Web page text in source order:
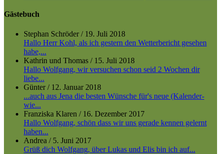
Gästebuch
Stephan Schröder/ 19. Juli 2018
Hallo Herr Kohl, als ich gestern den Wetterbericht gesehen
habe,...
Kathrin und Thomas / 15. Juli 2018
Hallo Wolfgang, wir versuchen schon seid 2 Wochen dir
liebe...
Günter/ 12. Januar 2018
...auch aus Jena die besten Wünsche für's neue (Kalender-
wie...
Franziska Klaren / 16. Dezember 2017
Hallo Wolfgang, schön dass wir uns gerade kennen gelernt
haben...
Andrea / 5. Juni 2017
Grüß dich Wolfgang, über Lukas und Elis bin ich auf...